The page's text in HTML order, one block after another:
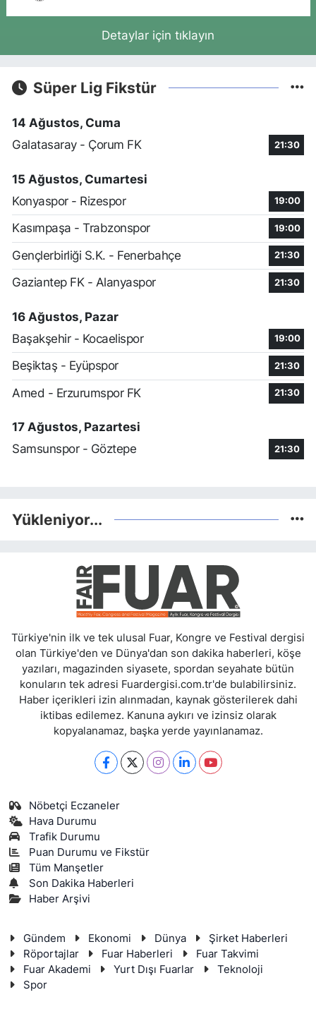
Detaylar için tıklayın
Süper Lig Fikstür
14 Ağustos, Cuma
Galatasaray - Çorum FK
21:30
15 Ağustos, Cumartesi
Konyaspor - Rizespor
19:00
Kasımpaşa - Trabzonspor 19:00
Gençlerbirliği S.K. - Fenerbahçe 21:30
Gaziantep FK - Alanyaspor 21:30
16 Ağustos, Pazar
Başakşehir - Kocaelispor
19:00
Beşiktaş - Eyüpspor 21:30
Amed - Erzurumspor FK 21:30
17 Ağustos, Pazartesi
Samsunspor - Göztepe
21:30
Yükleniyor...
Türkiye'nin ilk ve tek ulusal Fuar, Kongre ve Festival dergisi
olan Türkiye'den ve Dünya'dan son dakika haberleri, köşe
yazıları, magazinden siyasete, spordan seyahate bütün
konuların tek adresi Fuardergisi.com.tr'de bulabilirsiniz.
Haber içerikleri izin alınmadan, kaynak gösterilerek dahi
iktibas edilemez. Kanuna aykırı ve izinsiz olarak
kopyalanamaz, başka yerde yayınlanamaz.
Nöbetçi Eczaneler
Hava Durumu
Trafik Durumu
Puan Durumu ve Fikstür
Tüm Manşetler
Son Dakika Haberleri
Haber Arşivi
Gündem Ekonomi Dünya
Şirket Haberleri
Röportajlar
Fuar Haberleri
Fuar Takvimi
Fuar Akademi
Yurt Dışı Fuarlar
Teknoloji
Spor